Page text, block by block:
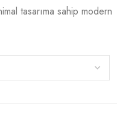
tasarıma sahip modern